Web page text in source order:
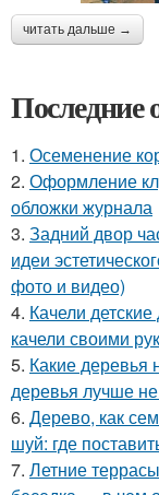
читать дальше →
Последние
1. Осеменение
2. Оформление
обложки журнала
3. Задний двор
идеи
фото и видео)
4. Качели
качели своими
5. Какие деревья
деревья лучше
6. Дерево, как
шуй: где
7. Летние